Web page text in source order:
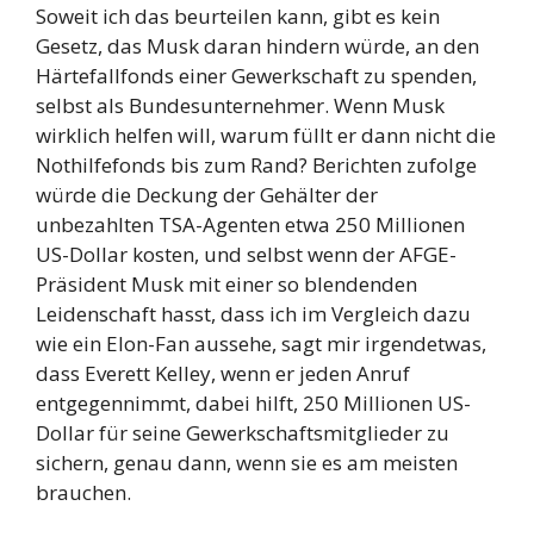
Soweit ich das beurteilen kann, gibt es kein
Gesetz, das Musk daran hindern würde, an den
Härtefallfonds einer Gewerkschaft zu spenden,
selbst als Bundesunternehmer. Wenn Musk
wirklich helfen will, warum füllt er dann nicht die
Nothilfefonds bis zum Rand? Berichten zufolge
würde die Deckung der Gehälter der
unbezahlten TSA-Agenten etwa 250 Millionen
US-Dollar kosten, und selbst wenn der AFGE-
Präsident Musk mit einer so blendenden
Leidenschaft hasst, dass ich im Vergleich dazu
wie ein Elon-Fan aussehe, sagt mir irgendetwas,
dass Everett Kelley, wenn er jeden Anruf
entgegennimmt, dabei hilft, 250 Millionen US-
Dollar für seine Gewerkschaftsmitglieder zu
sichern, genau dann, wenn sie es am meisten
brauchen.